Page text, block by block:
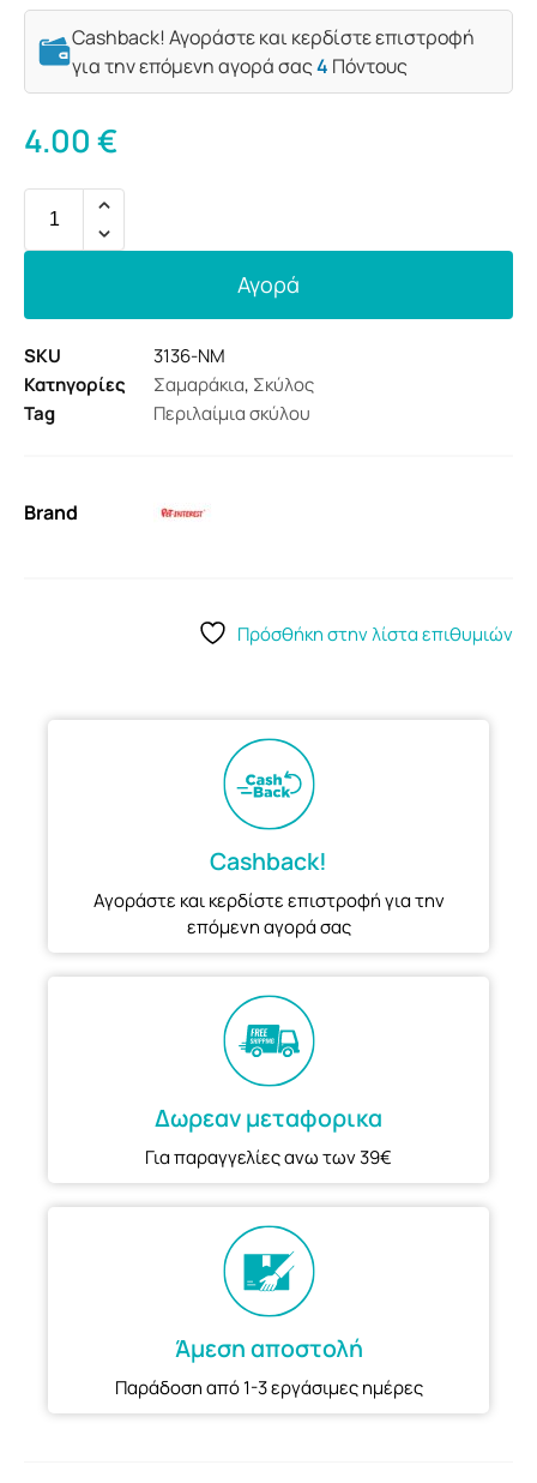
Cashback! Αγοράστε και κερδίστε επιστροφή
για την επόμενη αγορά σας4 Πόντους
4.00€
Αγορά
SKU
3136-NM
Κατηγορίες
Σαμαράκια, Σκύλος
Tag
Περιλαίμια σκύλου
Brand
Πρόσθήκη στην λίστα επιθυμιών
Cashback!
Αγοράστε και κερδίστε επιστροφή για την
επόμενη αγορά σας
Δωρεαν μεταφορικα
Για παραγγελίες ανω των 39€
Άμεση αποστολή
Παράδοση από 1-3 εργάσιμες ημέρες